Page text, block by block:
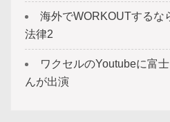
海外でWORKOUTするな
法律2
ワクセルのYoutubeに富
んが出演